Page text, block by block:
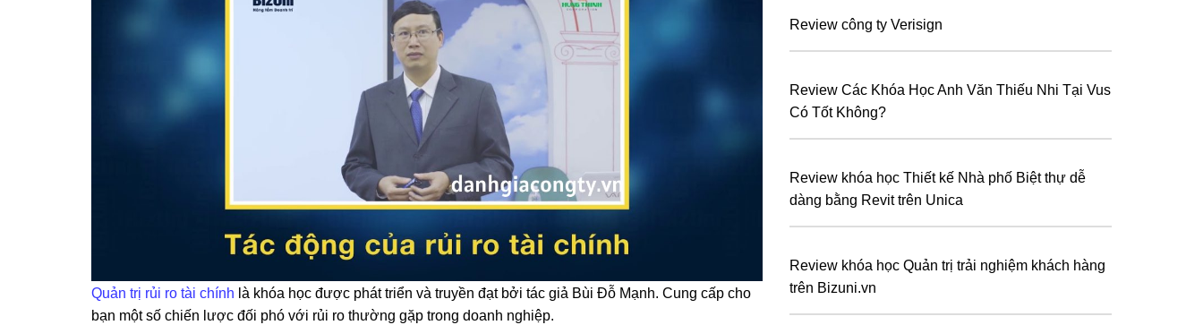
Quản trị rủi ro tài chính là khóa học được phát triển và truyền đạt bởi tác giả Bùi Đỗ Mạnh. Cung cấp cho
bạn một số chiến lược đối phó với rủi ro thường gặp trong doanh nghiệp.
Review công ty Verisign
Review Các Khóa Học Anh Văn Thiếu Nhi Tại Vus
Có Tốt Không?
Review khóa học Thiết kế Nhà phố Biệt thự dễ
dàng bằng Revit trên Unica
Review khóa học Quản trị trải nghiệm khách hàng
trên Bizuni.vn